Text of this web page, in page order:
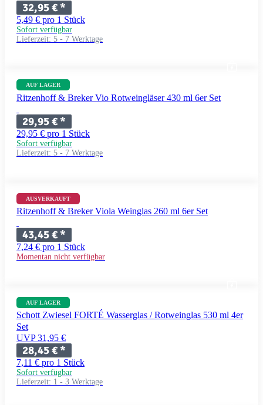
32,95 €*
5,49 € pro 1 Stück
Sofort verfügbar
Lieferzeit: 5 - 7 Werktage
AUF LAGER
Ritzenhoff & Breker Vio Rotweingläser 430 ml 6er Set
29,95 €*
29,95 € pro 1 Stück
Sofort verfügbar
Lieferzeit: 5 - 7 Werktage
AUSVERKAUFT
Ritzenhoff & Breker Viola Weinglas 260 ml 6er Set
43,45 €*
7,24 € pro 1 Stück
Momentan nicht verfügbar
AUF LAGER
Schott Zwiesel FORTÉ Wasserglas / Rotweinglas 530 ml 4er
Set
UVP 31,95 €
28,45 €*
7,11 € pro 1 Stück
Sofort verfügbar
Lieferzeit: 1 - 3 Werktage